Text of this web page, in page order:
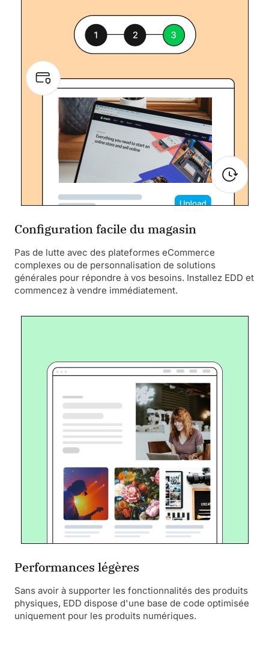
Configuration facile du magasin
Pas de lutte avec des plateformes eCommerce
complexes ou de personnalisation de solutions
générales pour répondre à vos besoins. Installez EDD et
commencez à vendre immédiatement.
Performances légères
Sans avoir à supporter les fonctionnalités des produits
physiques, EDD dispose d'une base de code optimisée
uniquement pour les produits numériques.